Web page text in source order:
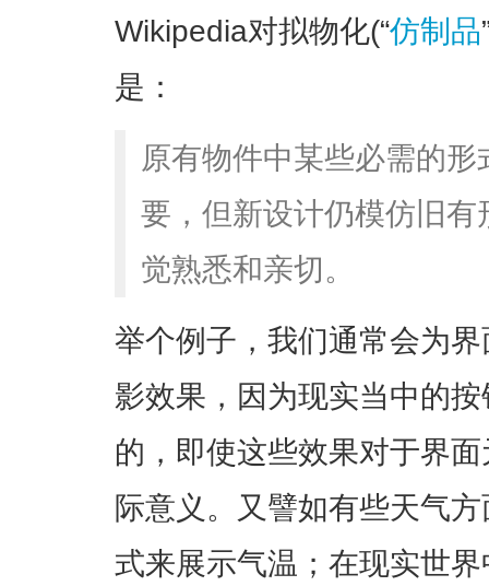
Wikipedia对拟物化(“仿制品
是：
原有物件中某些必需的
要，但新设计仍模仿旧
觉熟悉和亲切。
举个例子，我们通常会为
影效果，因为现实当中的
的，即使这些效果对于界
际意义。又譬如有些天气
式来展示气温；在现实世